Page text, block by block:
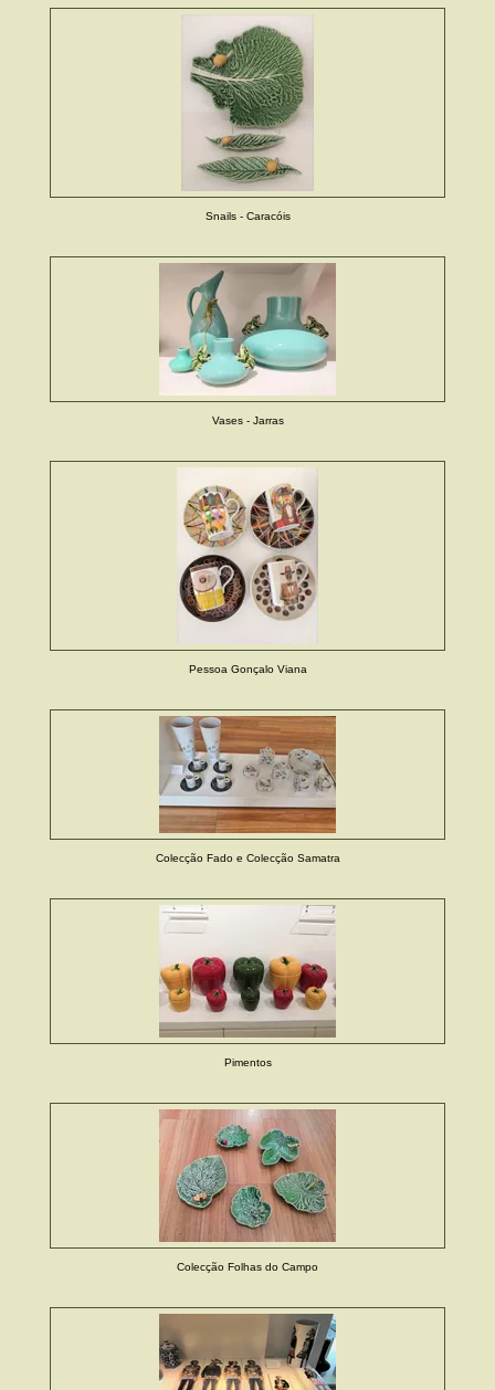
Snails - Caracóis
Vases - Jarras
Pessoa Gonçalo Viana
Colecção Fado e Colecção Samatra
Pimentos
Colecção Folhas do Campo